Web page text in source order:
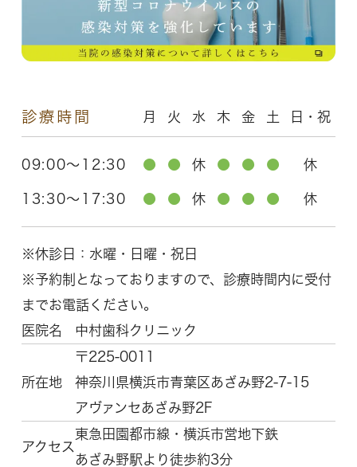
診療時間 月 火 水 木 金 土 日・祝
09:00～12:30 ● ● 休 ● ● ● 休
13:30～17:30 ● ● 休 ● ● ● 休
※休診日：水曜・日曜・祝日
※予約制となっておりますので、診療時間内に受付
までお電話ください。
医院名
中村歯科クリニック
所在地
〒225-0011
神奈川県横浜市青葉区 あざみ野2-7-15
アヴァンセあざみ野2F
アクセス
東急田園都市線・横浜市営地下鉄
あざみ野駅より徒歩約3分